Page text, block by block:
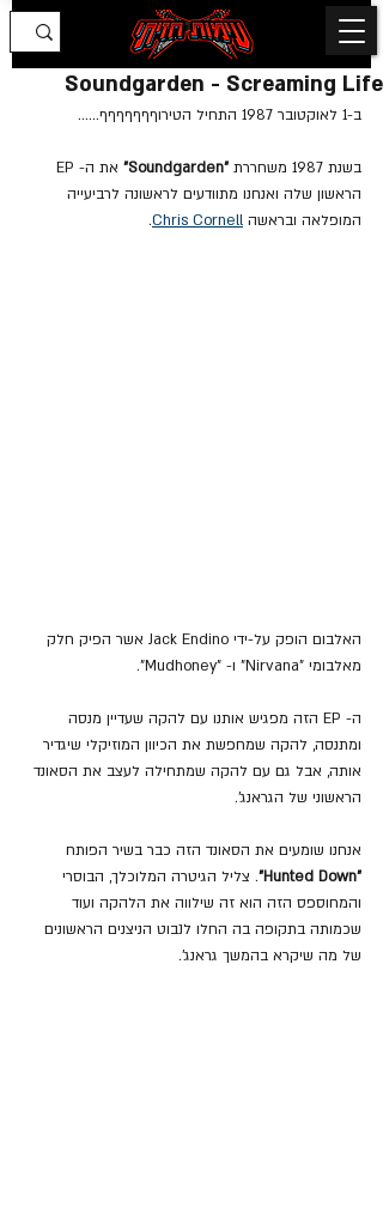
Soundgarden - Screaming Life
ב-1 לאוקטובר 1987 התחיל הטירוףףףףףףף……
בשנת 1987 משחררת "Soundgarden"
הראשון שלה ואנחנו מתוודעים לראשונה לרביעייה
המופלאה ובראשה Chris Cornell
.
האלבום הופק על-ידי Jack Endino אשר הפיק חלק
מאלבומי "Nirvana" ו- "Mudhoney".
ה- EP הזה מפגיש אותנו עם להקה שעדיין מנסה
ומתנסה, להקה שמחפשת את הכיוון המוזיקלי שיגדיר
אותה, אבל גם עם להקה שמתחילה לעצב את הסאונד
הראשוני של הגראנג'.
אנחנו שומעים את הסאונד הזה כבר בשיר הפותח
"Hunted Down"
. צליל הגיטרה המלוכלך, הבוסרי
והמחוספס הזה הוא זה שילווה את הלהקה ועוד
שכמותה בתקופה בה החלו לנבוט הניצנים הראשונים
של מה שיקרא בהמשך גראנג'.